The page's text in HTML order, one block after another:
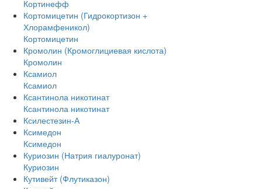
Кортинефф
Кортомицетин (Гидрокортизон +
Хлорамфеникол)
Кортомицетин
Кромолин (Кромоглициевая кислота)
Кромолин
Ксамиол
Ксамиол
Ксантинола никотинат
Ксантинола никотинат
Ксилестезин-А
Ксимедон
Ксимедон
Куриозин (Натрия гиалуронат)
Куриозин
Кутивейт (Флутиказон)